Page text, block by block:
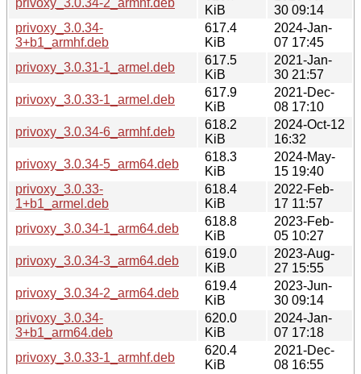
KiB
30 09:14
privoxy_3.0.34-
3+b1_armhf.deb
617.4
KiB
2024-Jan-
07 17:45
privoxy_3.0.31-1_armel.deb
617.5
KiB
2021-Jan-
30 21:57
privoxy_3.0.33-1_armel.deb
617.9
KiB
2021-Dec-
08 17:10
privoxy_3.0.34-6_armhf.deb
618.2
KiB
2024-Oct-12
16:32
privoxy_3.0.34-5_arm64.deb
618.3
KiB
2024-May-
15 19:40
privoxy_3.0.33-
1+b1_armel.deb
618.4
KiB
2022-Feb-
17 11:57
privoxy_3.0.34-1_arm64.deb
618.8
KiB
2023-Feb-
05 10:27
privoxy_3.0.34-3_arm64.deb
619.0
KiB
2023-Aug-
27 15:55
privoxy_3.0.34-2_arm64.deb
619.4
KiB
2023-Jun-
30 09:14
privoxy_3.0.34-
3+b1_arm64.deb
620.0
KiB
2024-Jan-
07 17:18
privoxy_3.0.33-1_armhf.deb
620.4
KiB
2021-Dec-
08 16:55